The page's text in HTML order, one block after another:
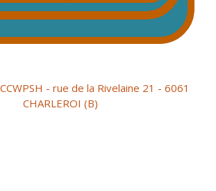
- rue de la Rivelaine 21 - 6061
CHARLEROI (B)